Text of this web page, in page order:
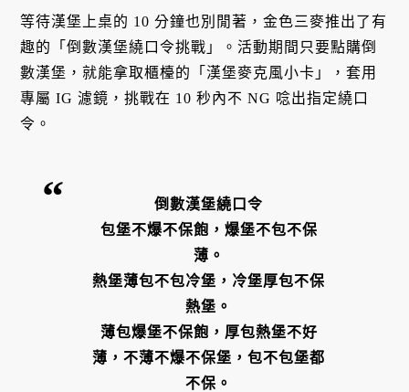
等待漢堡上桌的 10 分鐘也別閒著，金色三麥推出了有
趣的「倒數漢堡繞口令挑戰」。活動期間只要點購倒
數漢堡，就能拿取櫃檯的「漢堡麥克風小卡」，套用
專屬 IG 濾鏡，挑戰在 10 秒內不 NG 唸出指定繞口
令。
倒數漢堡繞口令
包堡不爆不保飽，爆堡不包不保
薄。
熱堡薄包不包冷堡，冷堡厚包不保
熱堡。
薄包爆堡不保飽，厚包熱堡不好
薄，不薄不爆不保堡，包不包堡都
不保。